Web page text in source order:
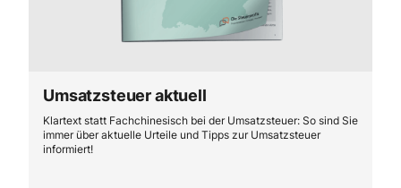
Umsatzsteuer aktuell
Klartext statt Fachchinesisch bei der Umsatzsteuer: So sind Sie
immer über aktuelle Urteile und Tipps zur Umsatzsteuer
informiert!